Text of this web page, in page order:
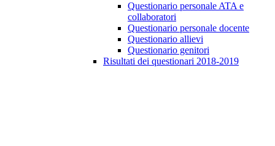
Questionario personale ATA e
collaboratori
Questionario personale docente
Questionario allievi
Questionario genitori
Risultati dei questionari 2018-2019